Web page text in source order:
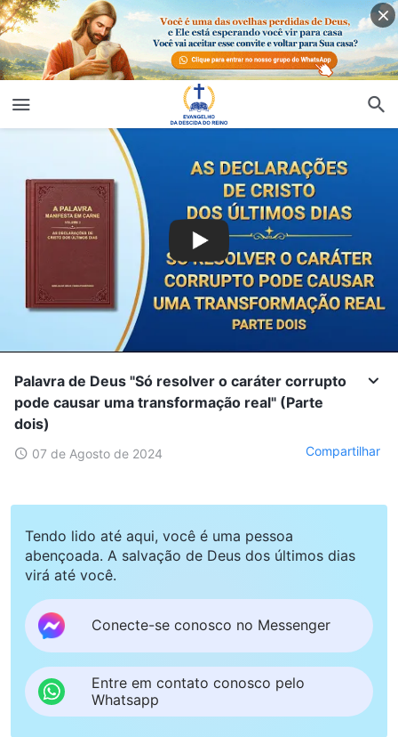
Palavra de Deus "Só resolver o caráter corrupto
pode causar uma transformação real" (Parte
dois)
07 de Agosto de 2024 Compartilhar
Tendo lido até aqui, você é uma pessoa
abençoada. A salvação de Deus dos últimos dias
virá até você.
Conecte-se conosco no Messenger
Entre em contato conosco pelo
Whatsapp